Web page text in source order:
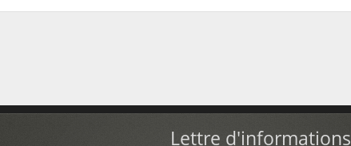
Lettre d'informations